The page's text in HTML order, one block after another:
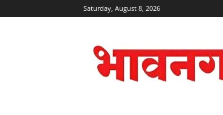
Saturday, August 8, 2026